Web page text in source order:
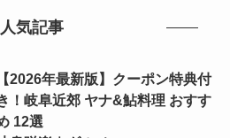
人気記事
【2026年最新版】クーポン特典付
！岐阜近郊 ヤナ&鮎料理 おすす
12選